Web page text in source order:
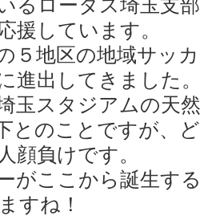
るロータス埼玉支
援しています。
５地区の地域サッ
進出してきました
玉スタジアムの天
とのことですが、
顔負けです。
がここから誕生す
すね！